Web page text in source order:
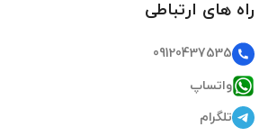
راه های ارتباطی
09120437535
واتساپ
تلگرام